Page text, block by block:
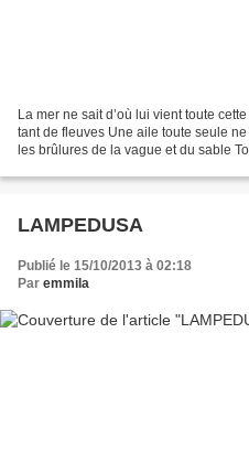
La mer ne sait d’où lui vient toute
tant de fleuves Une aile toute seule
les brûlures de la vague et du sable
LAMPEDUSA
Publié le 15/10/2013 à 02:18
Par emmila